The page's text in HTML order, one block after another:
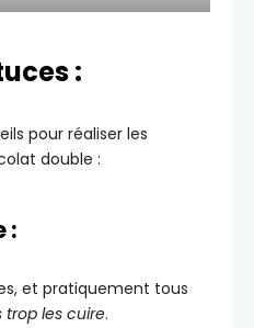
:
pour réaliser les
double :
:
et pratiquement tous
trop les cuire.